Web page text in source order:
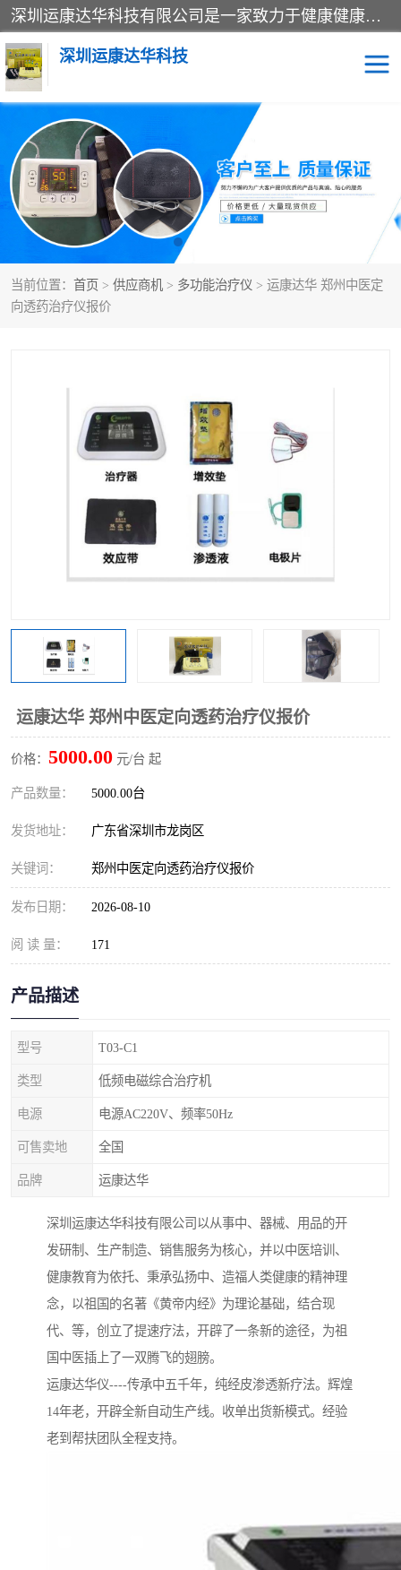
深圳运康达华科技有限公司是一家致力于健康健康产业的现代化企业，已经走过了15个春秋，开创了中医外用发展的新未来，是专业从事中医医疗仪器的研发、生产、销售、服务为一体的子公司，在医疗器械的设计、开发和生产方面率先引进国际先进技术和好的科技人员，先后开发出了场效应治疗仪、多功能治疗仪、颈椎治疗仪、腰椎治疗仪、增效垫等多个系列。
深圳运康达华科技
当前位置： 首页 > 供应商机 > 多功能治疗仪 > 运康达华 郑州中医定
向透药治疗仪报价
运康达华 郑州中医定向透药治疗仪报价
价格： 5000.00 元/台 起
产品数量： 5000.00台
发货地址： 广东省深圳市龙岗区
关键词： 郑州中医定向透药治疗仪报价
发布日期： 2026-08-10
阅 读 量： 171
产品描述
型号 T03-C1
类型 低频电磁综合治疗机
电源 电源AC220V、频率50Hz
可售卖地 全国
品牌 运康达华
深圳运康达华科技有限公司以从事中、器械、用品的开
发研制、生产制造、销售服务为核心，并以中医培训、
健康教育为依托、秉承弘扬中、造福人类健康的精神理
念，以祖国的名著《黄帝内经》为理论基础，结合现
代、等，创立了提速疗法，开辟了一条新的途径，为祖
国中医插上了一双腾飞的翅膀。
运康达华仪----传承中五千年，纯经皮渗透新疗法。辉煌
14年老，开辟全新自动生产线。收单出货新模式。经验
老到帮扶团队全程支持。
多功能治疗仪 中药提速
中低频治疗仪 脉冲治疗仪
**腺治疗仪